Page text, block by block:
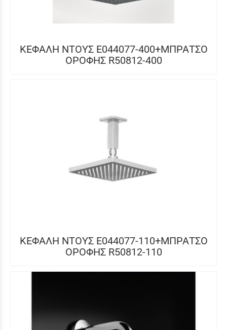
ΚΕΦΑΛΗ ΝΤΟΥΣ E044077-400+ΜΠΡΑΤΣΟ
ΟΡΟΦΗΣ R50812-400
ΚΕΦΑΛΗ ΝΤΟΥΣ E044077-110+ΜΠΡΑΤΣΟ
ΟΡΟΦΗΣ R50812-110